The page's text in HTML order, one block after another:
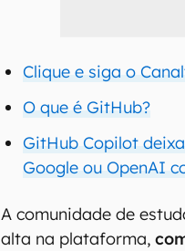
Clique e siga o
O que é GitHub?
GitHub Copilot
Google ou OpenAI
A comunidade de
alta na plataforma,